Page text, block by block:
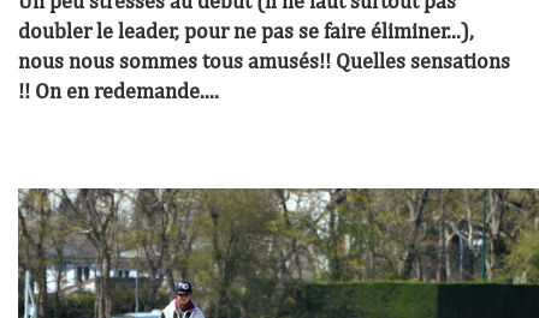
doubler le leader, pour ne pas se faire éliminer...),
nous nous sommes tous amusés!! Quelles sensations
!! On en redemande....